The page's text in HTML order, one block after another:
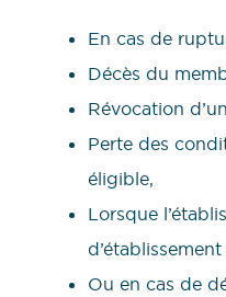
En cas de
Décès du
Révocation
Perte des
éligible,
Lorsque
Ou en cas de